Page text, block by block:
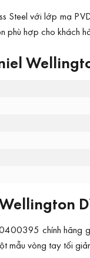
Steel với lớp mạ
hợp cho khách
chính hãng
mẫu vòng tay tối